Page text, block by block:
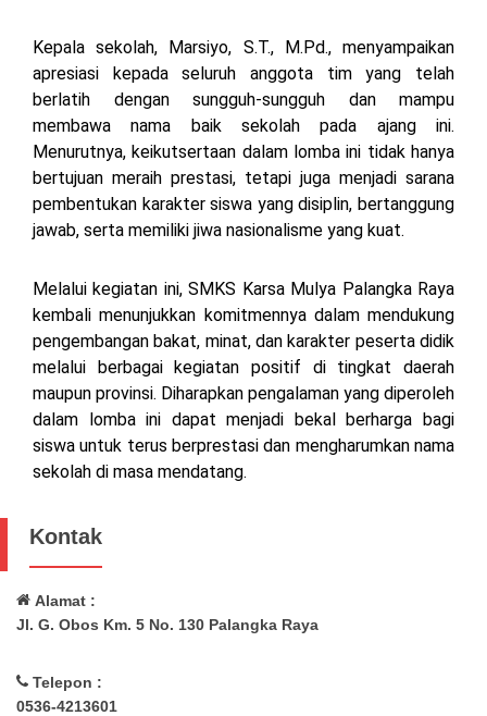
Kepala sekolah, Marsiyo, S.T., M.Pd., menyampaikan
apresiasi kepada seluruh anggota tim yang telah
berlatih dengan sungguh-sungguh dan mampu
membawa nama baik sekolah pada ajang ini.
Menurutnya, keikutsertaan dalam lomba ini tidak hanya
bertujuan meraih prestasi, tetapi juga menjadi sarana
pembentukan karakter siswa yang disiplin, bertanggung
jawab, serta memiliki jiwa nasionalisme yang kuat.
Melalui kegiatan ini, SMKS Karsa Mulya Palangka Raya
kembali menunjukkan komitmennya dalam mendukung
pengembangan bakat, minat, dan karakter peserta didik
melalui berbagai kegiatan positif di tingkat daerah
maupun provinsi. Diharapkan pengalaman yang diperoleh
dalam lomba ini dapat menjadi bekal berharga bagi
siswa untuk terus berprestasi dan mengharumkan nama
sekolah di masa mendatang.
Kontak
Alamat :
Jl. G. Obos Km. 5 No. 130 Palangka Raya
Telepon :
0536-4213601